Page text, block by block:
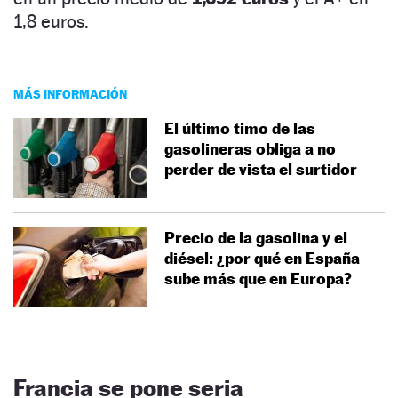
1,8 euros.
MÁS INFORMACIÓN
El último timo de las
gasolineras obliga a no
perder de vista el surtidor
Precio de la gasolina y el
diésel: ¿por qué en España
sube más que en Europa?
Francia se pone seria